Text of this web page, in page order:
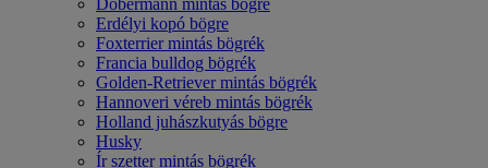
Dobermann mintás bögre
Erdélyi kopó bögre
Foxterrier mintás bögrék
Francia bulldog bögrék
Golden-Retriever mintás bögrék
Hannoveri véreb mintás bögrék
Holland juhászkutyás bögre
Husky
Ír szetter mintás bögrék